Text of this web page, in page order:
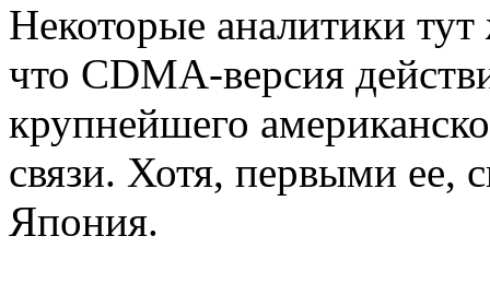
Некоторые аналитики
что CDMA-версия
крупнейшего
связи. Хотя, первыми ее,
Япония.